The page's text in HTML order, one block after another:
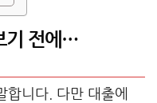
기 전에…
니다. 다만 대출에